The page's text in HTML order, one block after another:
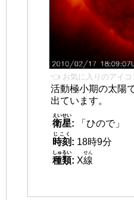
👈 お気に入りのアイコ
活動極小期の太陽
出ています。
衛星
えいせい
:
「ひので」
時刻
じこく
: 18時9分
種類
しゅるい
: X線
せん